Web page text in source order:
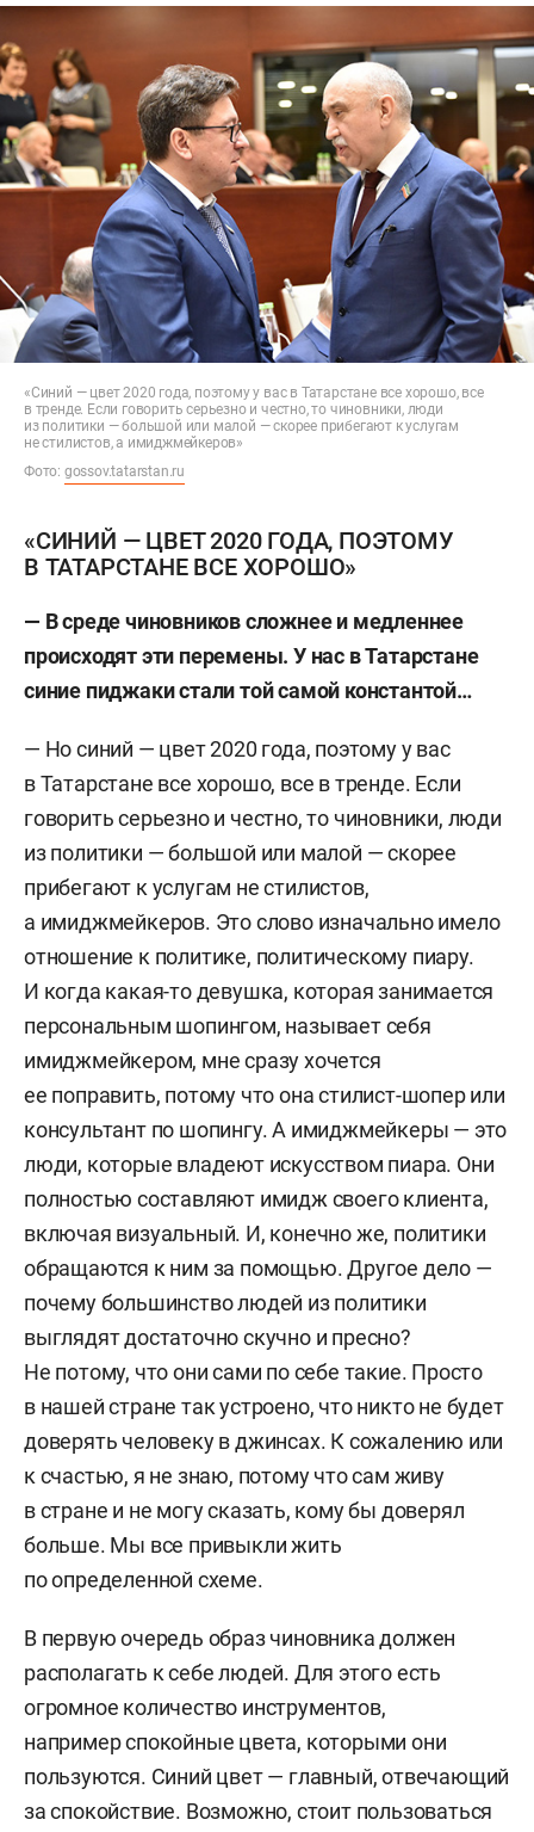
«Синий — цвет 2020 года, поэтому у вас в Татарстане все хорошо, все
в тренде. Если говорить серьезно и честно, то чиновники, люди
из политики — большой или малой — скорее прибегают к услугам
не стилистов, а имиджмейкеров»
Фото: gossov.tatarstan.ru
«СИНИЙ — ЦВЕТ 2020 ГОДА, ПОЭТОМУ
В ТАТАРСТАНЕ ВСЕ ХОРОШО»
— В среде чиновников сложнее и медленнее
происходят эти перемены. У нас в Татарстане
синие пиджаки стали той самой константой…
— Но синий — цвет 2020 года, поэтому у вас
в Татарстане все хорошо, все в тренде. Если
говорить серьезно и честно, то чиновники, люди
из политики — большой или малой — скорее
прибегают к услугам не стилистов,
а имиджмейкеров. Это слово изначально имело
отношение к политике, политическому пиару.
И когда какая-то девушка, которая занимается
персональным шопингом, называет себя
имиджмейкером, мне сразу хочется
ее поправить, потому что она стилист-шопер или
консультант по шопингу. А имиджмейкеры — это
люди, которые владеют искусством пиара. Они
полностью составляют имидж своего клиента,
включая визуальный. И, конечно же, политики
обращаются к ним за помощью. Другое дело —
почему большинство людей из политики
выглядят достаточно скучно и пресно?
Не потому, что они сами по себе такие. Просто
в нашей стране так устроено, что никто не будет
доверять человеку в джинсах. К сожалению или
к счастью, я не знаю, потому что сам живу
в стране и не могу сказать, кому бы доверял
больше. Мы все привыкли жить
по определенной схеме.
В первую очередь образ чиновника должен
располагать к себе людей. Для этого есть
огромное количество инструментов,
например спокойные цвета, которыми они
пользуются. Синий цвет — главный, отвечающий
за спокойствие. Возможно, стоит пользоваться